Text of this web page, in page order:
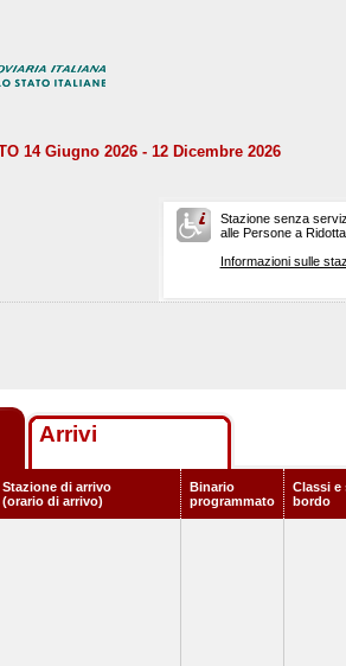
14 Giugno 2026 - 12 Dicembre 2026
Stazione senza
alle Persone a
Informazioni sulle
Arrivi
Stazione di arrivo
(orario di arrivo)
Binario
programmato
Classi e
bordo